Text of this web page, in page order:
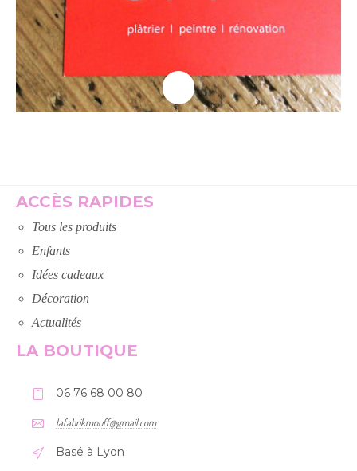
ACCÈS RAPIDES
Tous les produits
Enfants
Idées cadeaux
Décoration
Actualités
LA BOUTIQUE
06 76 68 00 80
lafabrikmouff@gmail.com
Basé à Lyon